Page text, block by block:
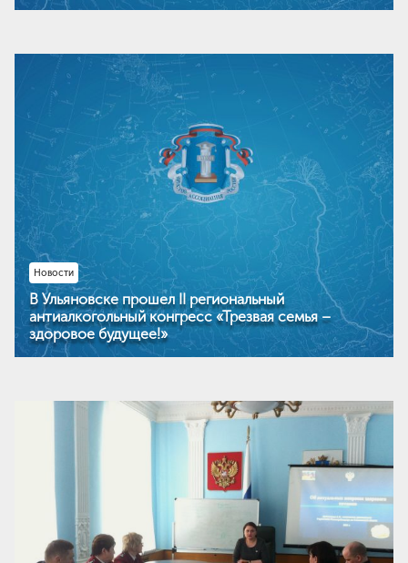
Новости
В Ульяновске прошел II региональный
антиалкогольный конгресс «Трезвая семья –
здоровое будущее!»